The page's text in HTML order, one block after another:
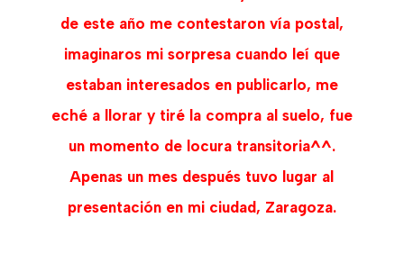
de este año me contestaron vía postal,
imaginaros mi sorpresa cuando leí que
estaban interesados en publicarlo, me
eché a llorar y tiré la compra al suelo, fue
un momento de locura transitoria^^.
Apenas un mes después tuvo lugar al
presentación en mi ciudad, Zaragoza.